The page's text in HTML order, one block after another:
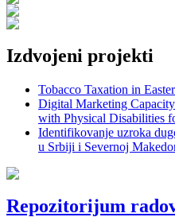
Izdvojeni projekti
Tobacco Taxation in
Digital Marketing
with Physical Disabilities
Identifikovanje uzroka
u Srbiji i Severnoj
Repozitorijum